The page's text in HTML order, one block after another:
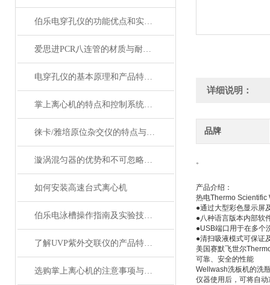
伯乐电穿孔仪的功能优点和实验流程说明
爱思进PCR八连管的材质与耐高温性能分析
电穿孔仪的基本原理和产品特性概述
掌上离心机的特点和控制系统介绍
徕卡/雅培原位杂交仪的特点与几大配置介绍
漩涡混匀器的优势和不可忽略的注意事项
如何安装高速台式离心机
伯乐电泳槽操作指南及实验技巧分享
了解UVP紫外交联仪的产品特点和注意事项
选购掌上离心机的注意事项与建议？
详细说明：
品牌
。
产品介绍：
热电Thermo Scientific
●通过大型彩色显示屏
●八种语言版本内部软
●USB端口用于在多个
●清扫吸液模式可保证
美国赛默飞世尔
可靠、安全的性能
Wellwash洗板机的洗
仪器使用后，可将自